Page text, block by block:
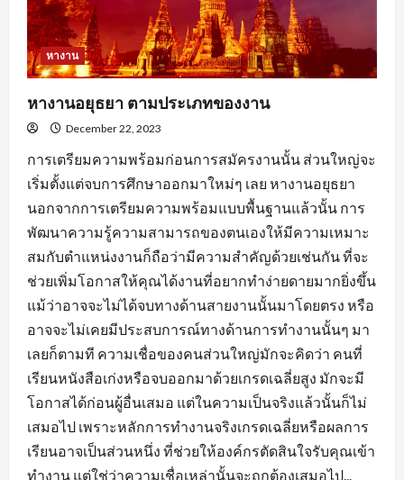
หางาน
หางานอยุธยา ตามประเภทของงาน
December 22, 2023
การเตรียมความพร้อมก่อนการสมัครงานนั้น ส่วนใหญ่จะ
เริ่มตั้งแต่จบการศึกษาออกมาใหม่ๆ เลย หางานอยุธยา
นอกจากการเตรียมความพร้อมแบบพื้นฐานแล้วนั้น การ
พัฒนาความรู้ความสามารถของตนเองให้มีความเหมาะ
สมกับตำแหน่งงานก็ถือว่ามีความสำคัญด้วยเช่นกัน ที่จะ
ช่วยเพิ่มโอกาสให้คุณได้งานที่อยากทำง่ายดายมากยิ่งขึ้น
แม้ว่าอาจจะไม่ได้จบทางด้านสายงานนั้นมาโดยตรง หรือ
อาจจะไม่เคยมีประสบการณ์ทางด้านการทำงานนั้นๆ มา
เลยก็ตามที ความเชื่อของคนส่วนใหญ่มักจะคิดว่า คนที่
เรียนหนังสือเก่งหรือจบออกมาด้วยเกรดเฉลี่ยสูง มักจะมี
โอกาสได้ก่อนผู้อื่นเสมอ แต่ในความเป็นจริงแล้วนั้นก็ไม่
เสมอไป เพราะหลักการทำงานจริงเกรดเฉลี่ยหรือผลการ
เรียนอาจเป็นส่วนหนึ่ง ที่ช่วยให้องค์กรตัดสินใจรับคุณเข้า
ทำงาน แต่ใช่ว่าความเชื่อเหล่านั้นจะถูกต้องเสมอไป...